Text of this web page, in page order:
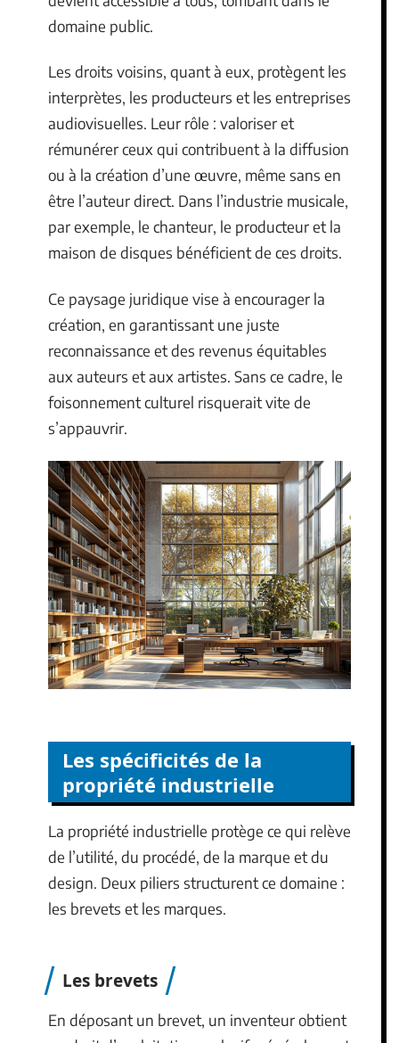
domaine public.
Les droits voisins, quant à eux, protègent les
interprètes, les producteurs et les entreprises
audiovisuelles. Leur rôle : valoriser et
rémunérer ceux qui contribuent à la diffusion
ou à la création d’une œuvre, même sans en
être l’auteur direct. Dans l’industrie musicale,
par exemple, le chanteur, le producteur et la
maison de disques bénéficient de ces droits.
Ce paysage juridique vise à encourager la
création, en garantissant une juste
reconnaissance et des revenus équitables
aux auteurs et aux artistes. Sans ce cadre, le
foisonnement culturel risquerait vite de
s’appauvrir.
Les spécificités de la
propriété industrielle
La propriété industrielle protège ce qui relève
de l’utilité, du procédé, de la marque et du
design. Deux piliers structurent ce domaine :
les brevets et les marques.
Les brevets
En déposant un brevet, un inventeur obtient